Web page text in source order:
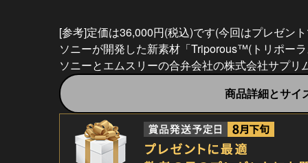
[参考]定価は36,000円(税込)です(今回はプレゼン
ソニーが開発した新素材「Triporous™(トリポー
ソニーとエムスリーの合弁会社の株式会社サプリ
商品詳細とサイ